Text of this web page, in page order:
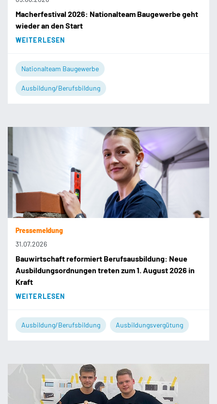
Macherfestival 2026: Nationalteam Baugewerbe geht
wieder an den Start
WEITERLESEN
Nationalteam Baugewerbe
Ausbildung/Berufsbildung
Pressemeldung
31.07.2026
Bauwirtschaft reformiert Berufsausbildung: Neue
Ausbildungsordnungen treten zum 1. August 2026 in
Kraft
WEITERLESEN
Ausbildung/Berufsbildung Ausbildungsvergütung